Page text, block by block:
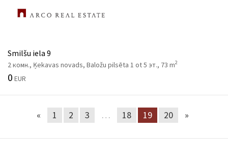
Smilšu iela 9
2 комн., Ķekavas novads, Baložu pilsēta 1 ot 5 эт., 73 m2
0 EUR
« 1 2 3 … 18 19 20 »